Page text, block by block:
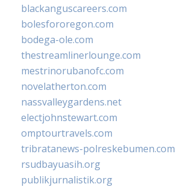
blackanguscareers.com
bolesfororegon.com
bodega-ole.com
thestreamlinerlounge.com
mestrinorubanofc.com
novelatherton.com
nassvalleygardens.net
electjohnstewart.com
omptourtravels.com
tribratanews-polreskebumen.com
rsudbayuasih.org
publikjurnalistik.org